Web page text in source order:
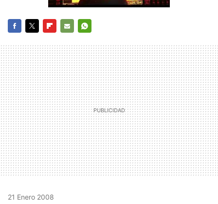
MAIL
21 Enero 2008